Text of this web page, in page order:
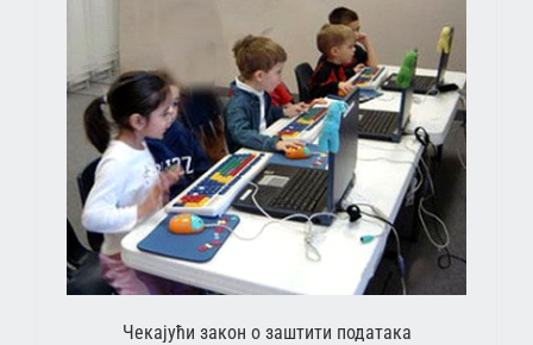
Чекајући закон о заштити података